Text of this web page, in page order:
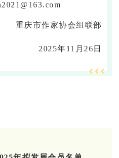
重庆市作家协会组联部
2025年11月26日